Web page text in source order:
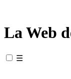
La Web
☰